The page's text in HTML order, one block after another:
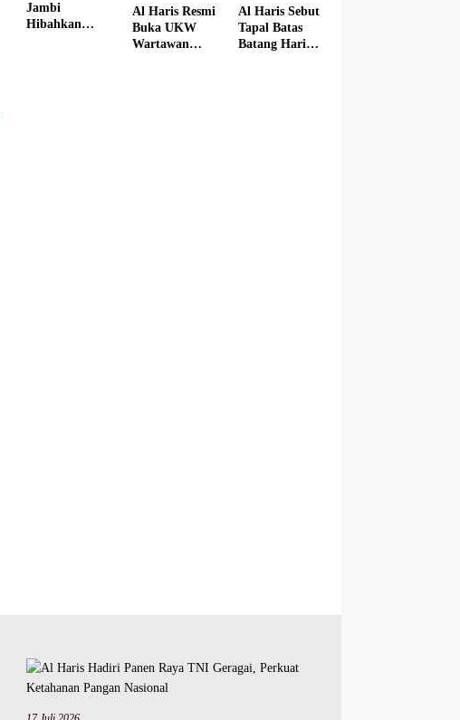
Jambi
Hibahkan
Al Haris Resmi
Buka UKW
Wartawan
Al Haris Sebut
Tapal Batas
Batang Hari